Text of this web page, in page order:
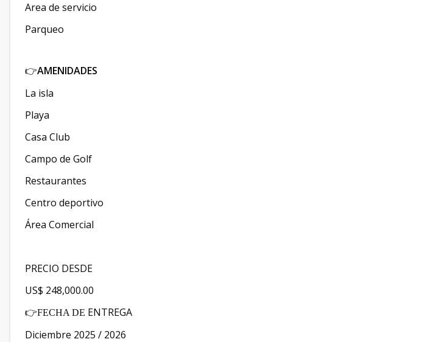
Area de servicio
Parqueo
👉AMENIDADES
La isla
Playa
Casa Club
Campo de Golf
Restaurantes
Centro deportivo
Área Comercial
PRECIO DESDE
US$ 248,000.00
👉FECHA DE ENTREGA
Diciembre 2025 / 2026